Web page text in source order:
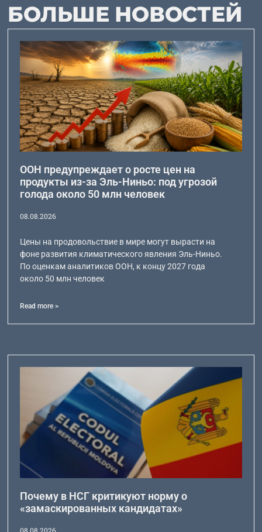
БОЛЬШЕ НОВОСТЕЙ
ООН предупреждает о росте цен на
продукты из-за Эль-Ниньо: под угрозой
голода около 50 млн человек
08.08.2026
Цены на продовольствие в мире могут вырасти на
фоне развития климатического явления Эль-Ниньо.
По оценкам аналитиков ООН, к концу 2027 года
около 50 млн человек
Read more >
Почему в НСГ критикуют норму о
«замаскированных кандидатах»